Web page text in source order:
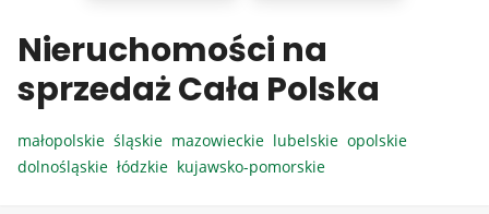
Nieruchomości na
sprzedaż Cała Polska
małopolskie śląskie mazowieckie lubelskie opolskie
dolnośląskie łódzkie kujawsko-pomorskie